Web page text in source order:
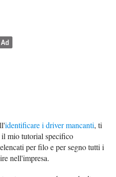
identificare i driver mancanti, ti
mio tutorial specifico
per filo e per segno tutti i
nell'impresa.